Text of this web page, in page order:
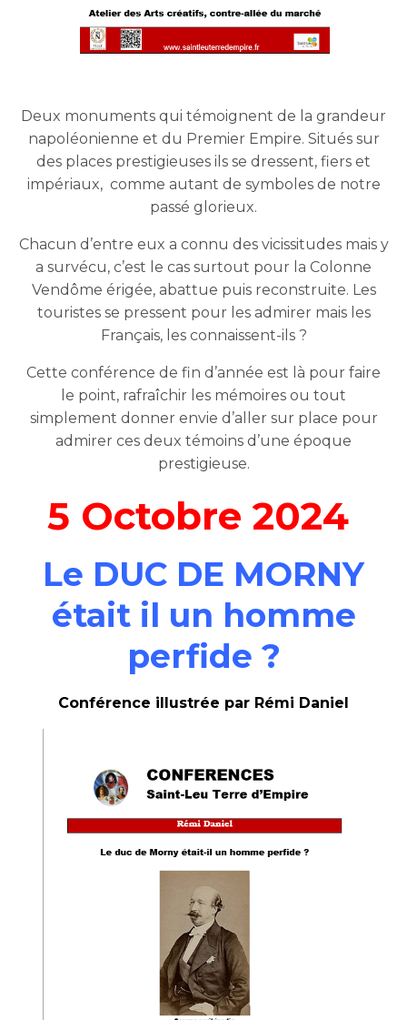
Deux monuments qui témoignent de la grandeur
napoléonienne et du Premier Empire. Situés sur
des places prestigieuses ils se dressent, fiers et
impériaux, comme autant de symboles de notre
passé glorieux.
Chacun d’entre eux a connu des vicissitudes mais y
a survécu, c’est le cas surtout pour la Colonne
Vendôme érigée, abattue puis reconstruite. Les
touristes se pressent pour les admirer mais les
Français, les connaissent-ils ?
Cette conférence de fin d’année est là pour faire
le point, rafraîchir les mémoires ou tout
simplement donner envie d’aller sur place pour
admirer ces deux témoins d’une époque
prestigieuse.
5 Octobre 2024
Le DUC DE MORNY
était il un homme
perfide ?
Conférence illustrée par Rémi Daniel